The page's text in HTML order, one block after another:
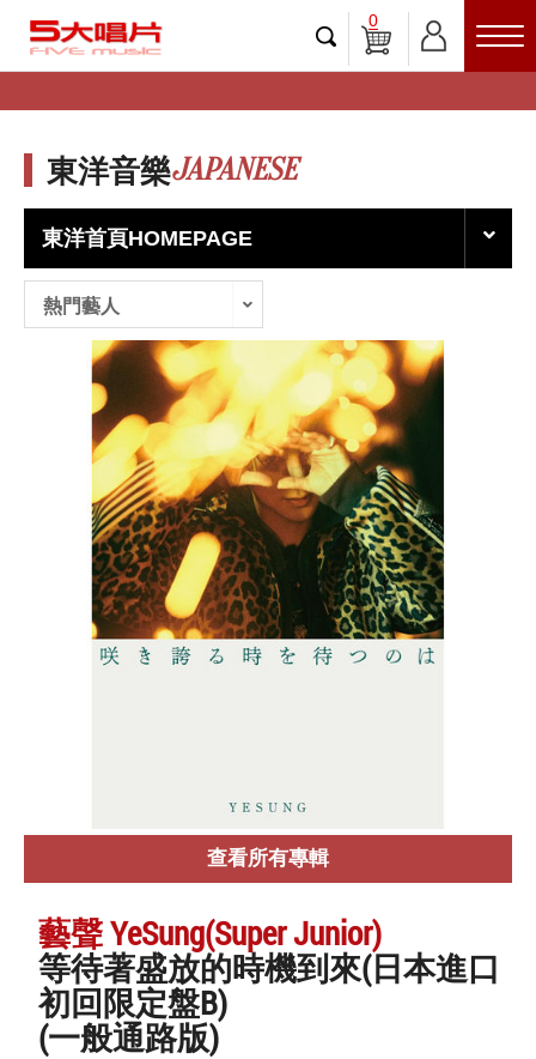
0
東洋音樂JAPANESE
東洋首頁HOMEPAGE
熱門藝人
查看所有專輯
藝聲 YeSung(Super Junior)
等待著盛放的時機到來(日本進口
初回限定盤B)
(一般通路版)